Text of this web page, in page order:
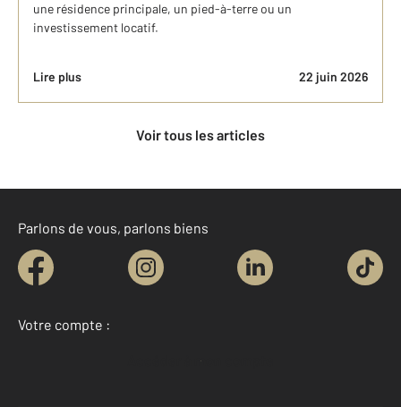
une résidence principale, un pied-à-terre ou un
investissement locatif.
Lire plus 22 juin 2026
Voir tous les articles
Parlons de vous, parlons biens
Votre compte :
Accéder à mon compte